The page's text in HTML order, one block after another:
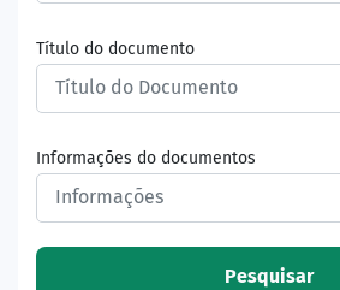
Título do documento
Informações do documentos
Pesquisar